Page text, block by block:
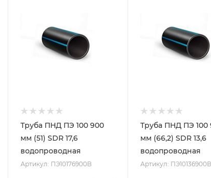
Труба ПНД ПЭ 100 900
мм (51) SDR 17,6
водопроводная
Артикул: ПЭ10176900B
Труба ПНД ПЭ 100
мм (66,2) SDR 13,6
водопроводная
Артикул: ПЭ10136900В